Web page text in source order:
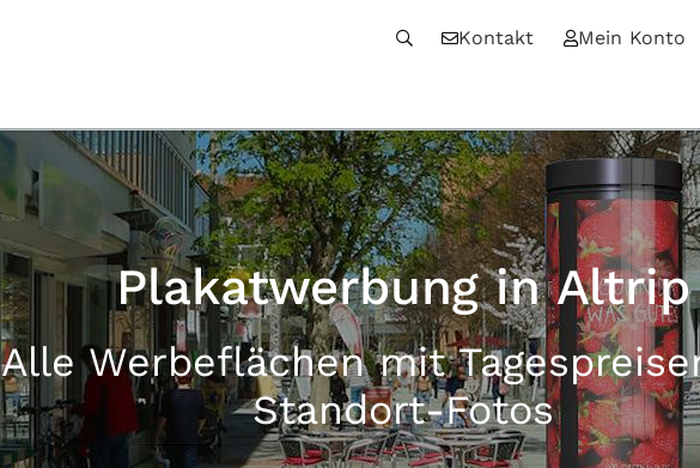
Kontakt Mein Konto
Plakatwerbung in Altrip
Alle Werbeflächen mit
Standort-Fotos